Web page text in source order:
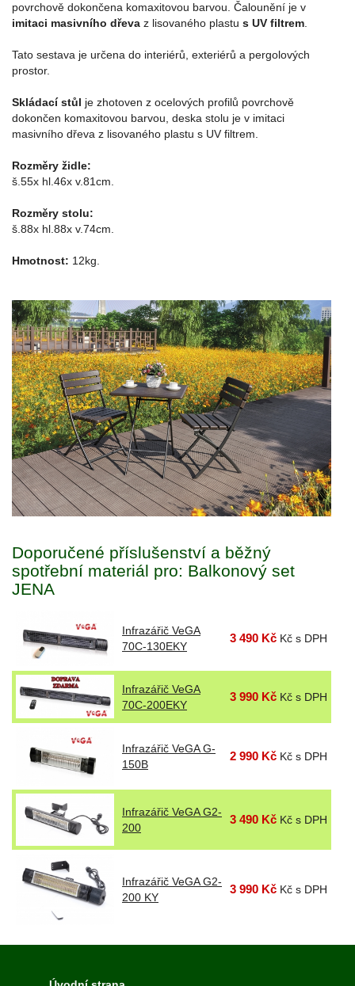
povrchově dokončena komaxitovou barvou. Čalounění je v
imitaci masivního dřeva z lisovaného plastu s UV filtrem
Tato sestava je určena do interiérů, exteriérů a pergolových
prostor.
Skládací stůl je zhotoven z ocelových profilů povrchově
dokončen komaxitovou barvou, deska stolu je v imitaci
masivního dřeva z lisovaného plastu s UV filtrem.
Rozměry židle:
š.55x hl.46x v.81cm.
Rozměry stolu:
š.88x hl.88x v.74cm.
Hmotnost: 12kg.
Doporučené příslušenství a běžný
spotřební materiál pro: Balkonový set
JENA
Infrazářič VeGA
70C-130EKY
3 490 Kč Kč s DPH
Infrazářič VeGA
70C-200EKY
3 990 Kč Kč s DPH
Infrazářič VeGA G-
150B
2 990 Kč Kč s DPH
Infrazářič VeGA G2-
200
3 490 Kč Kč s DPH
Infrazářič VeGA G2-
200 KY
3 990 Kč Kč s DPH